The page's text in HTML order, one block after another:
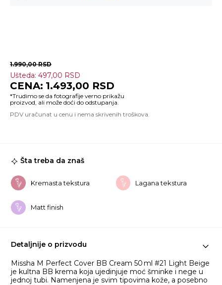
1.990,00RSD
Ušteda: 497,00 RSD
1.493,00 RSD
Šta treba da znaš
Kremasta tekstura Lagana tekstura
Matt finish
Detaljnije o prizvodu
Missha M Perfect Cover BB Cream 50 ml #21 Light Beige
je kultna BB krema koja ujedinjuje moć šminke i nege u
jednoj tubi. Namenjena je svim tipovima kože, a posebno